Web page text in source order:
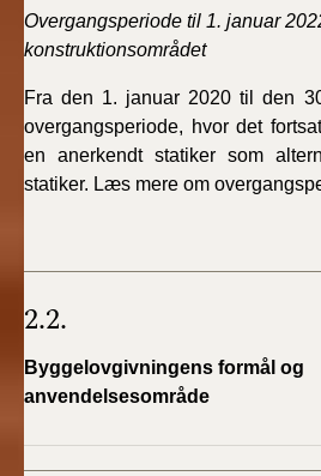
Overgangsperiode til 1. januar
konstruktionsområdet
Fra den 1. januar 2020 til den
overgangsperiode, hvor det
en anerkendt statiker som
statiker. Læs mere om
2.2.
Byggelovgivningens formål og
anvendelsesområde